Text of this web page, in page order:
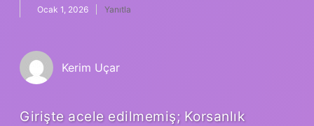
Ocak 1, 2026 Yanıtla
Kerim Uçar
Girişte acele edilmemiş; Korsanlık